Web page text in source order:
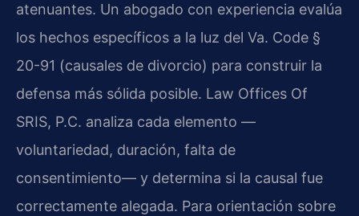
atenuantes. Un abogado con experiencia evalúa
los hechos específicos a la luz del Va. Code §
20-91 (causales de divorcio) para construir la
defensa más sólida posible. Law Offices Of
SRIS, P.C. analiza cada elemento —
voluntariedad, duración, falta de
consentimiento— y determina si la causal fue
correctamente alegada. Para orientación sobre